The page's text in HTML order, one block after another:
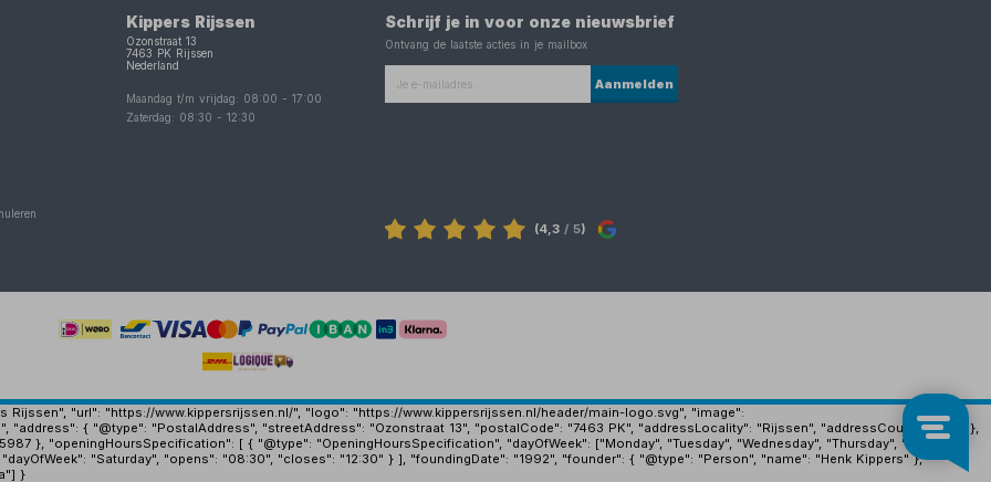
Kippers Rijssen
Ozonstraat 13
7463 PK
Rijssen
Nederland
Maandag t/m vrijdag: 08:00 -17:00
Zaterdag: 08:30 -12:30
Schrijf je in voor onze nieuwsbrief
Ontvang de laatste acties in je mailbox
Aanmelden
(4,3 / 5)
Rijssen", "url": "https://www.kippersrijssen.nl/", "logo": "https://www.kippersrijssen.nl/header/main-logo.svg", "image":
"address": { "@type": "PostalAddress", "streetAddress": "Ozonstraat 13", "postalCode": "7463 PK", "addressLocality": "Rijssen", "addressCountry": "NL" },
}, "openingHoursSpecification": [ { "@type": "OpeningHoursSpecification", "dayOfWeek": ["Monday", "Tuesday", "Wednesday", "Thursday", "Friday"],
"Saturday", "opens": "08:30", "closes": "12:30" } ], "foundingDate": "1992", "founder": { "@type": "Person", "name": "Henk Kippers" },
}